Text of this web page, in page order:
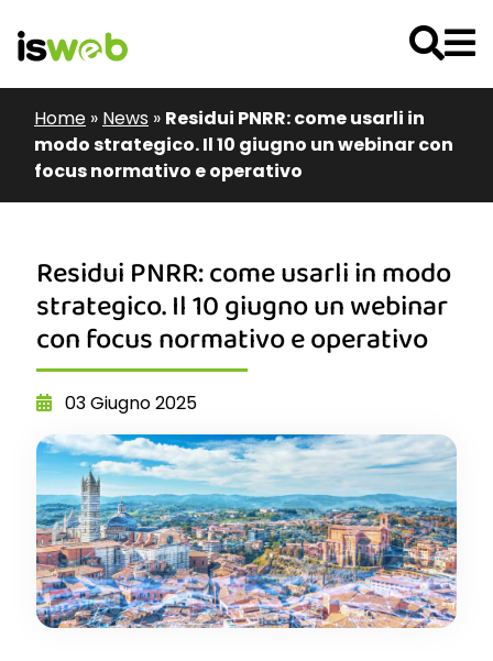
Home » News » Residui PNRR: come usarli in
modo strategico. Il 10 giugno un webinar con
focus normativo e operativo
Residui PNRR: come usarli in modo
strategico. Il 10 giugno un webinar
con focus normativo e operativo
03 Giugno 2025